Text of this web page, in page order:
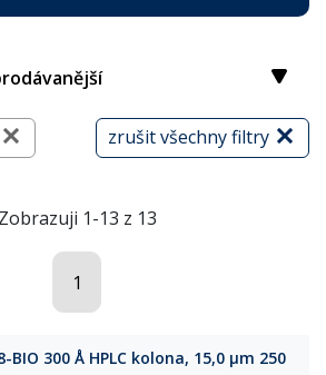
zrušit všechny filtry
Zobrazuji 1-13 z 13
1
BIO 300 Å HPLC kolona, 15,0 µm 250